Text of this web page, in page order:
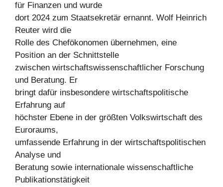
für Finanzen und wurde
dort 2024 zum Staatsekretär ernannt. Wolf Heinrich
Reuter wird die
Rolle des Chefökonomen übernehmen, eine
Position an der Schnittstelle
zwischen wirtschaftswissenschaftlicher Forschung
und Beratung. Er
bringt dafür insbesondere wirtschaftspolitische
Erfahrung auf
höchster Ebene in der größten Volkswirtschaft des
Euroraums,
umfassende Erfahrung in der wirtschaftspolitischen
Analyse und
Beratung sowie internationale wissenschaftliche
Publikationstätigkeit